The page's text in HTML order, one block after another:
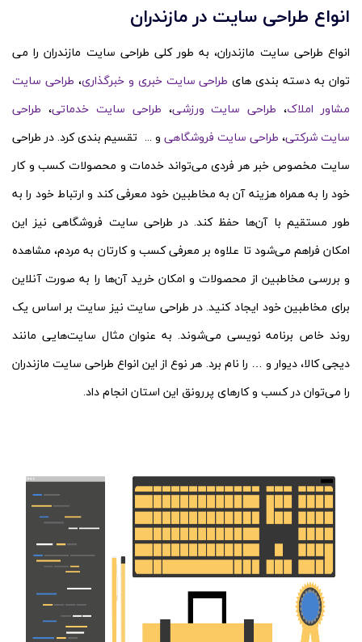
انواع طراحی سایت در مازندران
انواع طراحی سایت مازندران، به طور کلی طراحی سایت مازندران را می
‌توان به دسته‌ بندی ‌های طراحی سایت خبری و خبرگذاری، طراحی سایت
مشاور املاک، طراحی سایت ورزشی، طراحی سایت خدماتی، طراحی
سایت شرکتی، طراحی سایت فروشگاهی و ... تقسیم‌ بندی کرد. در طراحی
سایت مخصوص خبر هر فردی می‌تواند خدمات و محصولات کسب و کار
خود را به همراه هزینه آن به مخاطبین خود معرفی کند و ارتباط خود را به
طور مستقیم با آن‌ها حفظ کند. در طراحی سایت فروشگاهی نیز این
امکان فراهم می‌شود تا علاوه بر معرفی کسب و کارتان به مردم، مشاهده
و بررسی مخاطبین از محصولات و امکان خرید آن‌ها را به صورت آنلاین
برای مخاطبین خود ایجاد کنید. در طراحی سایت نیز سایت بر اساس یک
روند خاص برنامه ‌نویسی می‌شوند. به عنوان مثال سایت‌هایی مانند
دیجی کالا، دیوار و … را نام برد. هر نوع از این انواع طراحی سایت مازندران
را می‌توان در کسب و کارهای پررونق این استان انجام داد.